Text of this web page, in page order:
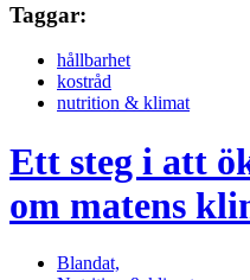
Taggar:
hållbarhet
kostråd
nutrition & klimat
Ett steg i att
om matens
Blandat,